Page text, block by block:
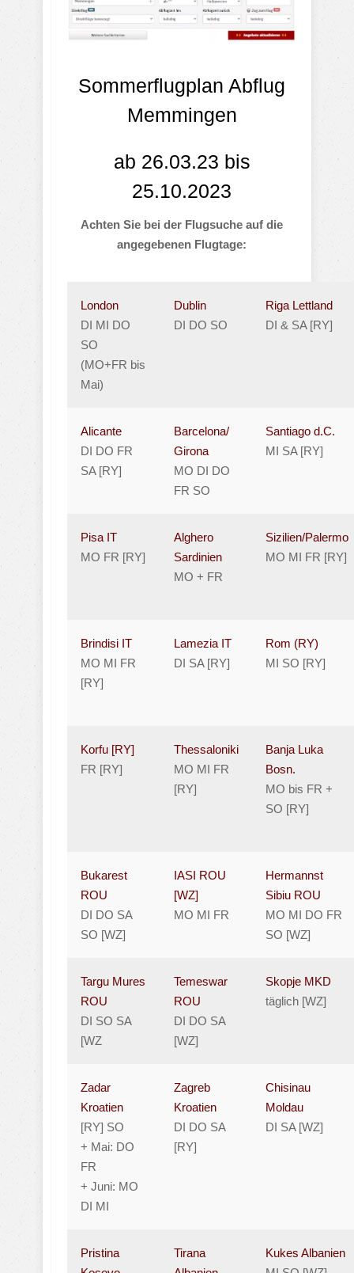
Sommerflugplan Abflug
Memmingen
ab 26.03.23 bis
25.10.2023
Achten Sie bei der Flugsuche auf die
angegebenen Flugtage:
London
DI MI DO
SO
(MO+FR bis
Mai)
Dublin
DI DO SO
Riga Lettland
DI & SA [RY]
Alicante
DI DO FR
SA [RY]
Barcelona/
Girona
MO DI DO
FR SO
Santiago d.C.
MI SA [RY]
Pisa IT
MO FR [RY]
Alghero
Sardinien
MO + FR
Sizilien/Palermo
MO MI FR [RY]
Brindisi IT
MO MI FR
[RY]
Lamezia IT
DI SA [RY]
Rom (RY)
MI SO [RY]
Korfu [RY]
FR [RY]
Thessaloniki
MO MI FR
[RY]
Banja Luka
Bosn.
MO bis FR +
SO [RY]
Bukarest
ROU
DI DO SA
SO [WZ]
IASI ROU
[WZ]
MO MI FR
Hermannst
Sibiu ROU
MO MI DO FR
SO [WZ]
Targu Mures
ROU
DI SO SA
[WZ
Temeswar
ROU
DI DO SA
[WZ]
Skopje MKD
täglich [WZ]
Zadar
Kroatien
[RY] SO
+ Mai: DO
FR
+ Juni: MO
DI MI
Zagreb
Kroatien
DI DO SA
[RY]
Chisinau
Moldau
DI SA [WZ]
Pristina
Tirana
Kukes Albanien